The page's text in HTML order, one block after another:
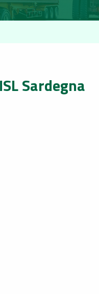
Sardegna